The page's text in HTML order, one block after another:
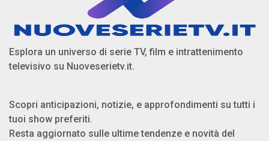
Esplora un universo di serie TV, film e intrattenimento
televisivo su Nuoveserietv.it.
Scopri anticipazioni, notizie, e approfondimenti su tutti i
tuoi show preferiti.
Resta aggiornato sulle ultime tendenze e novità del